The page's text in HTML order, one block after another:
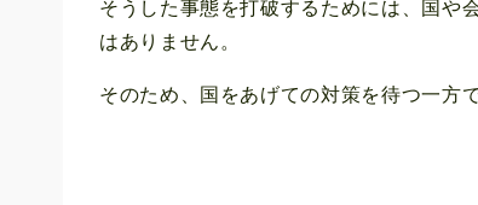
そうした事態を打破するためには、国や
はありません。
そのため、国をあげての対策を待つ一方